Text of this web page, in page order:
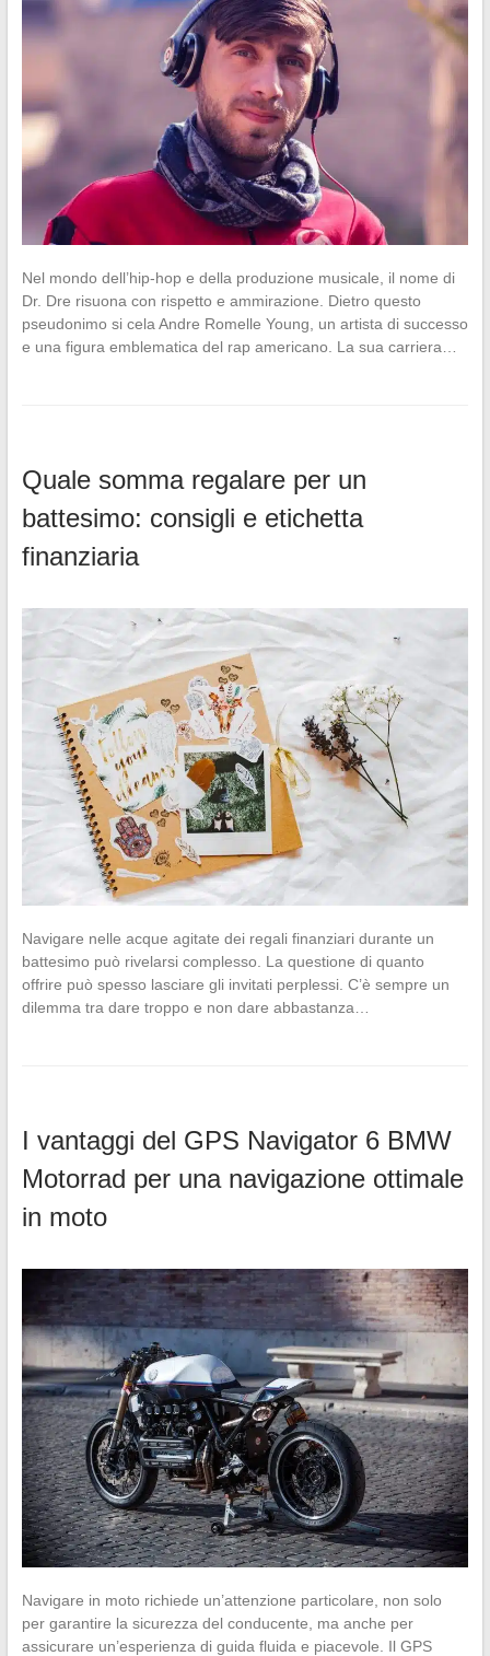
Nel mondo dell’hip-hop e della produzione musicale, il nome di
Dr. Dre risuona con rispetto e ammirazione. Dietro questo
pseudonimo si cela Andre Romelle Young, un artista di successo
e una figura emblematica del rap americano. La sua carriera…
Quale somma regalare per un
battesimo: consigli e etichetta
finanziaria
Navigare nelle acque agitate dei regali finanziari durante un
battesimo può rivelarsi complesso. La questione di quanto
offrire può spesso lasciare gli invitati perplessi. C’è sempre un
dilemma tra dare troppo e non dare abbastanza…
I vantaggi del GPS Navigator 6 BMW
Motorrad per una navigazione ottimale
in moto
Navigare in moto richiede un’attenzione particolare, non solo
per garantire la sicurezza del conducente, ma anche per
assicurare un’esperienza di guida fluida e piacevole. Il GPS